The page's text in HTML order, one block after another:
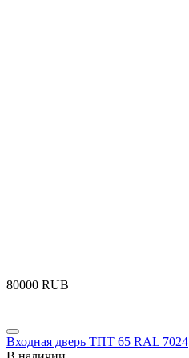
‍80000‍ RUB
Входная дверь ТПТ 65 RAL 7024